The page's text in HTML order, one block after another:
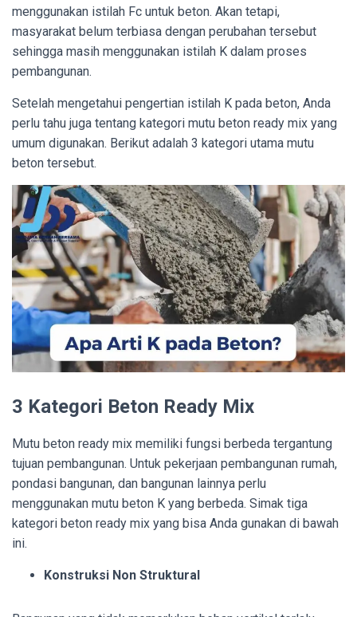
menggunakan istilah Fc untuk beton. Akan tetapi,
masyarakat belum terbiasa dengan perubahan tersebut
sehingga masih menggunakan istilah K dalam proses
pembangunan.
Setelah mengetahui pengertian istilah K pada beton, Anda
perlu tahu juga tentang kategori mutu beton ready mix yang
umum digunakan. Berikut adalah 3 kategori utama mutu
beton tersebut.
3 Kategori Beton Ready Mix
Mutu beton ready mix memiliki fungsi berbeda tergantung
tujuan pembangunan. Untuk pekerjaan pembangunan rumah,
pondasi bangunan, dan bangunan lainnya perlu
menggunakan mutu beton K yang berbeda. Simak tiga
kategori beton ready mix yang bisa Anda gunakan di bawah
ini.
Konstruksi Non Struktural